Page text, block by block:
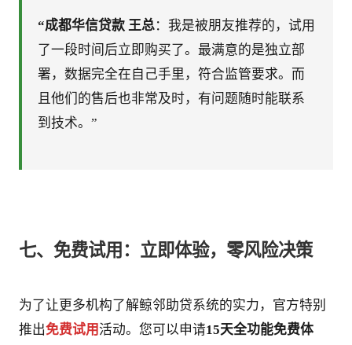
“成都华信贷款 王总：我是被朋友推荐的，试用
了一段时间后立即购买了。最满意的是独立部
署，数据完全在自己手里，符合监管要求。而
且他们的售后也非常及时，有问题随时能联系
到技术。”
七、免费试用：立即体验，零风险决策
为了让更多机构了解鲸邻助贷系统的实力，官方特别
推出免费试用 活动。您可以申请15天全功能免费体